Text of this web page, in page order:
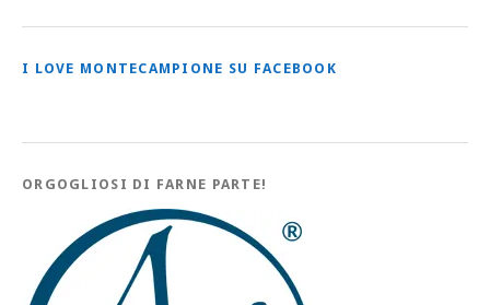
I LOVE MONTECAMPIONE SU FACEBOOK
ORGOGLIOSI DI FARNE PARTE!